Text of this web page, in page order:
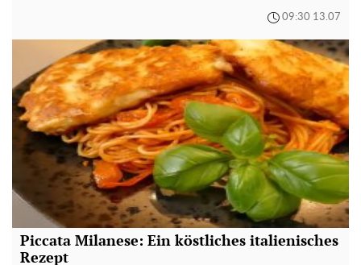
09:30 13.07
Piccata Milanese: Ein köstliches italienisches
Rezept